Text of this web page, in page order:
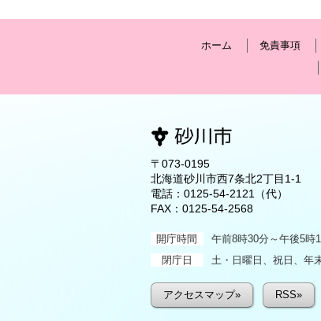
ホーム 免責事項
〒073-0195
北海道砂川市西7条北2丁目1-1
電話： 0125-54-2121
（代）
FAX：0125-54-2568
開庁時間
午前8時30分～午後5時
閉庁日
土・日曜日、祝日、年
アクセスマップ» RSS»